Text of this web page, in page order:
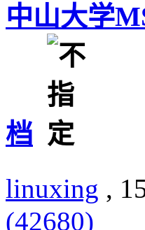
中山大学
档
linuxing ,
(42680)